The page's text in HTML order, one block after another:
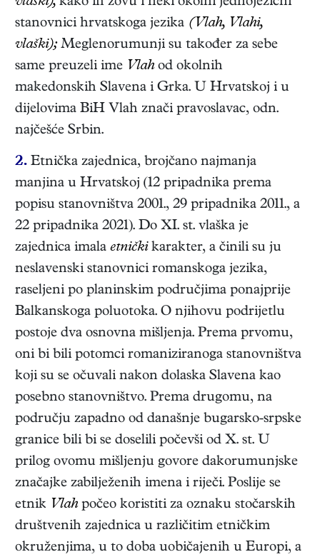
stanovnici hrvatskoga jezika (Vlah, Vlahi,
vlaški);Meglenorumunji su također za sebe
same preuzeli ime Vlahod okolnih
makedonskih Slavena i Grka. U Hrvatskoj i u
dijelovima BiH Vlah znači pravoslavac, odn.
najčešće Srbin.
2. Etnička zajednica, brojčano najmanja
manjina u Hrvatskoj (12 pripadnika prema
popisu stanovništva 2001., 29 pripadnika 2011., a
22 pripadnika 2021). Do XI. st. vlaška je
zajednica imala etničkikarakter, a činili su ju
neslavenski stanovnici romanskoga jezika,
raseljeni po planinskim područjima ponajprije
Balkanskoga poluotoka. O njihovu podrijetlu
postoje dva osnovna mišljenja. Prema prvomu,
oni bi bili potomci romaniziranoga stanovništva
koji su se očuvali nakon dolaska Slavena kao
posebno stanovništvo. Prema drugomu, na
području zapadno od današnje bugarsko-srpske
granice bili bi se doselili počevši od X. st. U
prilog ovomu mišljenju govore dakorumunjske
značajke zabilježenih imena i riječi. Poslije se
etnik Vlahpočeo koristiti za oznaku stočarskih
društvenih zajednica u različitim etničkim
okruženjima, u to doba uobičajenih u Europi, a